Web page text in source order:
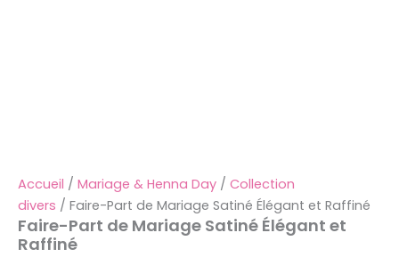
Accueil / Mariage & Henna Day / Collection
divers / Faire-Part de Mariage Satiné Élégant et Raffiné
Faire-Part de Mariage Satiné Élégant et
Raffiné